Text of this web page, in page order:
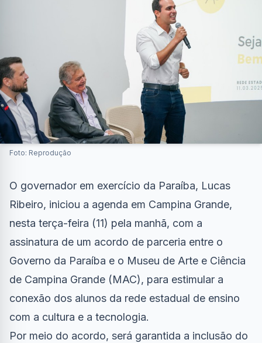
Foto: Reprodução
O governador em exercício da Paraíba, Lucas
Ribeiro, iniciou a agenda em Campina Grande,
nesta terça-feira (11) pela manhã, com a
assinatura de um acordo de parceria entre o
Governo da Paraíba e o Museu de Arte e Ciência
de Campina Grande (MAC), para estimular a
conexão dos alunos da rede estadual de ensino
com a cultura e a tecnologia.
Por meio do acordo, será garantida a inclusão do